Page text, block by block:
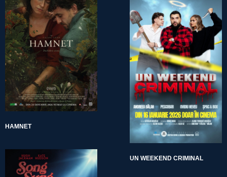
HAMNET
UN WEEKEND CRIMINAL